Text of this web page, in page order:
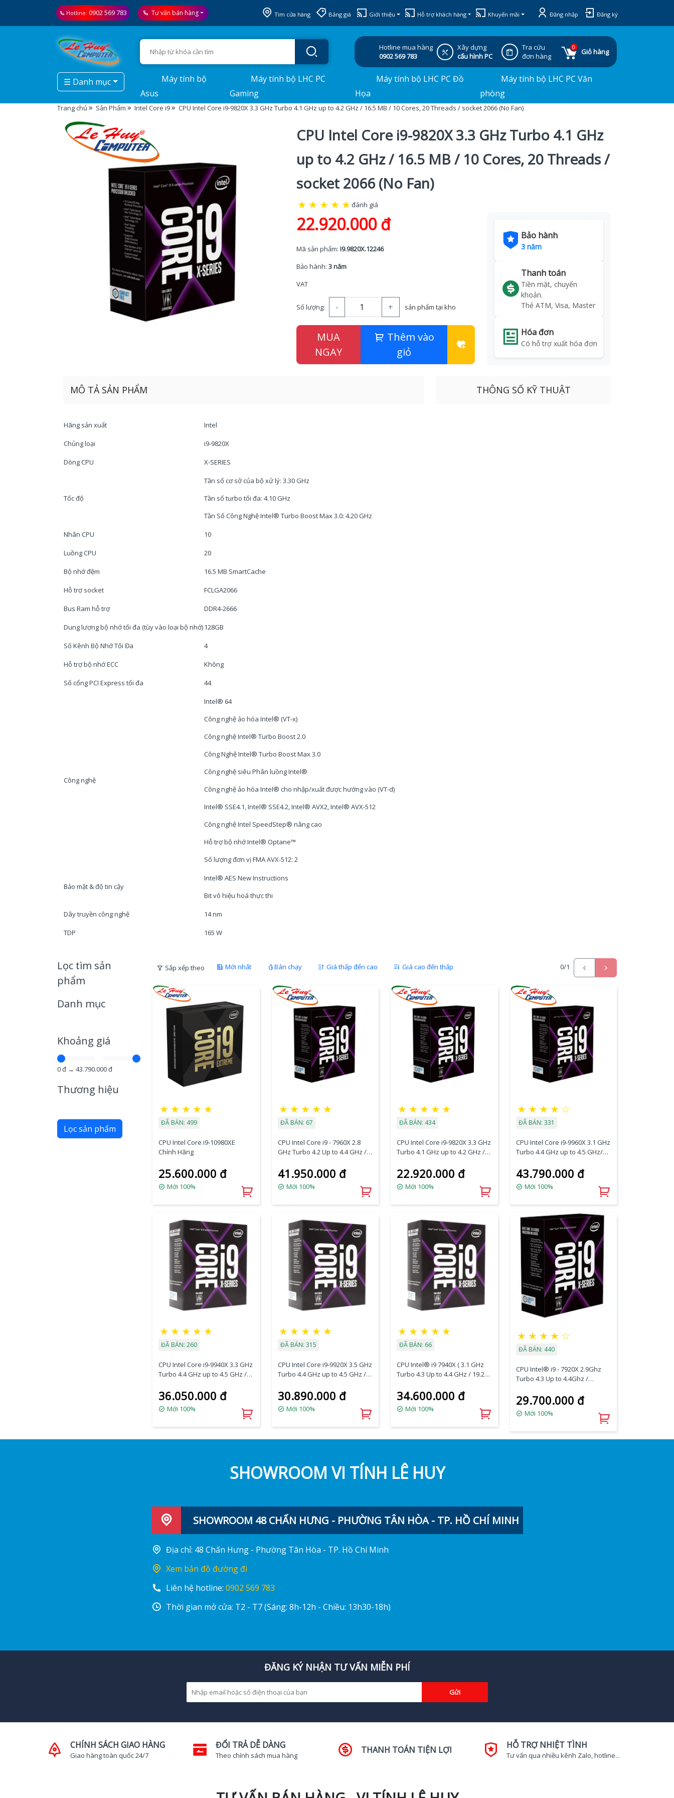
Hotline: 0902 569 783 Tư vấn bán hàng Tìm cửa hàng Bảng giá Giới thiệu Hỗ trợ khách hàng Khuyến mãi Đăng nhập Đăng ký
Hotline mua hàng
0902 569 783
Xây dựng
cấu hình PC
Tra cứu
đơn hàng
0
Giỏ hàng
☰ Danh mục
Máy tính bộ
Asus
Máy tính bộ LHC PC
Gaming
Máy tính bộ LHC PC Đồ
Họa
Máy tính bộ LHC PC Văn
phòng
Trang chủ Sản Phẩm Intel Core i9 CPU Intel Core i9-9820X 3.3 GHz Turbo 4.1 GHz up to 4.2 GHz / 16.5 MB / 10 Cores, 20 Threads / socket 2066 (No Fan)
CPU Intel Core i9-9820X 3.3 GHz Turbo 4.1 GHz
up to 4.2 GHz / 16.5 MB / 10 Cores, 20 Threads /
socket 2066 (No Fan)
★ ★ ★ ★ ★đánh giá
22.920.000 đ
Mã sản phẩm: I9.9820X.12246
Bảo hành: 3 năm
VAT
Số lượng: - + sản phẩm tại kho
MUA
NGAY
Thêm vào
giỏ
Bảo hành
3 năm
Thanh toán
Tiền mặt, chuyển
khoản.
Thẻ ATM, Visa, Master
Hóa đơn
Có hỗ trợ xuất hóa đơn
MÔ TẢ SẢN PHẨM
Hãng sản xuất Intel
Chủng loại i9-9820X
Dòng CPU X-SERIES
Tốc độ
Tần số cơ sở của bộ xử lý: 3.30 GHz
Tần số turbo tối đa: 4.10 GHz
Tần Số Công Nghệ Intel® Turbo Boost Max 3.0: 4.20 GHz
Nhân CPU 10
Luồng CPU 20
Bộ nhớ đệm 16.5 MB SmartCache
Hỗ trợ socket FCLGA2066
Bus Ram hỗ trợ DDR4-2666
Dung lượng bộ nhớ tối đa (tùy vào loại bộ nhớ)128GB
Số Kênh Bộ Nhớ Tối Đa 4
Hỗ trợ bộ nhớ ECC Không
Số cổng PCI Express tối đa 44
Công nghệ
Intel® 64
Công nghệ ảo hóa Intel® (VT-x)
Công nghệ Intel® Turbo Boost 2.0
Công Nghệ Intel® Turbo Boost Max 3.0
Công nghệ siêu Phân luồng Intel®
Công nghệ ảo hóa Intel® cho nhập/xuất được hướng vào (VT-d)
Intel® SSE4.1, Intel® SSE4.2, Intel® AVX2, Intel® AVX-512
Công nghệ Intel SpeedStep® nâng cao
Hỗ trợ bộ nhớ Intel® Optane™
Số lượng đơn vị FMA AVX-512: 2
Bảo mật & độ tin cậy
Intel® AES New Instructions
Bit vô hiệu hoá thực thi
Dây truyền công nghệ 14 nm
TDP 165 W
THÔNG SỐ KỸ THUẬT
Lọc tìm sản
phẩm
Danh mục
Khoảng giá
0đ → 43.790.000đ
Thương hiệu
Lọc sản phẩm
Sắp xếp theo Mới nhất Bán chạy Giá thấp đến cao Giá cao đến thấp 0/1
★ ★ ★ ★ ★
ĐÃ BÁN: 499
CPU Intel Core i9-10980XE
Chính Hãng
25.600.000 đ
Mới 100%
★ ★ ★ ★ ★
ĐÃ BÁN: 67
CPU Intel Core i9 - 7960X 2.8
GHz Turbo 4.2 Up to 4.4 GHz /
socket 2066
41.950.000 đ
Mới 100%
★ ★ ★ ★ ★
ĐÃ BÁN: 434
CPU Intel Core i9-9820X 3.3 GHz
Turbo 4.1 GHz up to 4.2 GHz /
/ socket 2066 (No Fan)
22.920.000 đ
Mới 100%
★ ★ ★ ★ ☆
ĐÃ BÁN: 331
CPU Intel Core i9-9960X 3.1 GHz
Turbo 4.4 GHz up to 4.5 GHz/22
Threads/socket 2066(No Fan)
43.790.000 đ
Mới 100%
★ ★ ★ ★ ★
ĐÃ BÁN: 260
CPU Intel Core i9-9940X 3.3 GHz
Turbo 4.4 GHz up to 4.5 GHz /
Threads / socket 2066 (No Fan)
36.050.000 đ
Mới 100%
★ ★ ★ ★ ★
ĐÃ BÁN: 315
CPU Intel Core i9-9920X 3.5 GHz
Turbo 4.4 GHz up to 4.5 GHz /
Threads / socket 2066 (No Fan)
30.890.000 đ
Mới 100%
★ ★ ★ ★ ★
ĐÃ BÁN: 66
CPU Intel® i9 7940X ( 3.1 GHz
Turbo 4.3 Up to 4.4 GHz / 19.25
socket 2066 )
34.600.000 đ
Mới 100%
★ ★ ★ ★ ☆
ĐÃ BÁN: 440
CPU Intel® i9 - 7920X 2.9Ghz
Turbo 4.3 Up to 4.4Ghz /
Socket 2066
29.700.000 đ
Mới 100%
SHOWROOM VI TÍNH LÊ HUY
SHOWROOM 48 CHẤN HƯNG - PHƯỜNG TÂN HÒA - TP. HỒ CHÍ MINH
Địa chỉ: 48 Chấn Hưng - Phường Tân Hòa - TP. Hồ Chí Minh
Xem bản đồ đường đi
Liên hệ hotline: 0902 569 783
Thời gian mở cửa: T2 - T7 (Sáng: 8h-12h - Chiều: 13h30-18h)
ĐĂNG KÝ NHẬN TƯ VẤN MIỄN PHÍ
Gửi
CHÍNH SÁCH GIAO HÀNG
Giao hàng toàn quốc 24/7
ĐỔI TRẢ DỄ DÀNG
Theo chính sách mua hàng
THANH TOÁN TIỆN LỢI HỖ TRỢ NHIỆT TÌNH
Tư vấn qua nhiều kênh Zalo, hotline...